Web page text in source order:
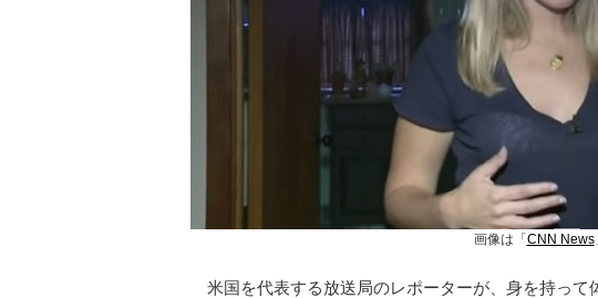
画像は「 CNN News
米国を代表する放送局のレポーターが、身を持って